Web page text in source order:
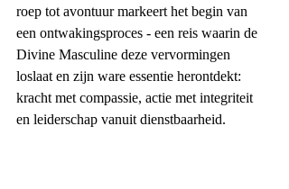
roep tot avontuur markeert het begin van
een ontwakingsproces - een reis waarin de
Divine Masculine deze vervormingen
loslaat en zijn ware essentie herontdekt:
kracht met compassie, actie met integriteit
en leiderschap vanuit dienstbaarheid.